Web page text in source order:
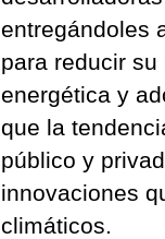
entregándoles
para reducir
energética y
que la
público y
innovaciones
climáticos.